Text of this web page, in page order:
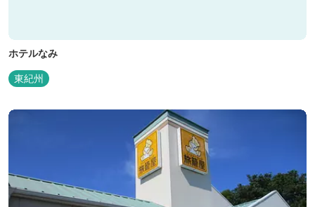
ホテルなみ
東紀州